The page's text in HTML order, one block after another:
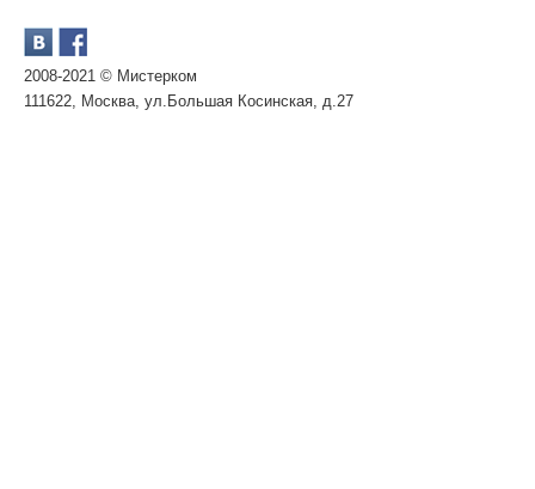
2008-2021 © Мистерком
111622, Москва, ул.Большая Косинская, д.27